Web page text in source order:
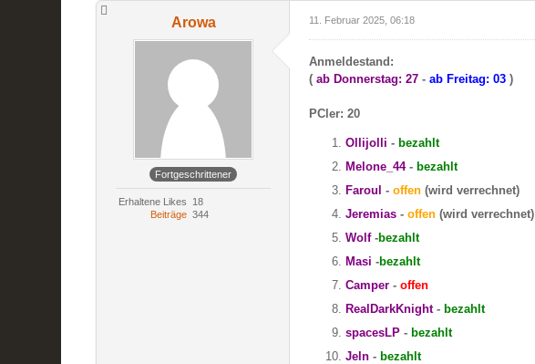
Arowa
Fortgeschrittener
Erhaltene Likes
18
Beiträge 344
11. Februar 2025, 06:18
Anmeldestand:
(ab Donnerstag: 27 - ab Freitag: 03 )
PCler: 20
Ollijolli - bezahlt
Melone_44- bezahlt
Faroul -offen (wird verrechnet)
Jeremias -offen (wird verrechnet)
Wolf-bezahlt
Masi -bezahlt
Camper - offen
RealDarkKnight- bezahlt
spacesLP - bezahlt
Jeln - bezahlt